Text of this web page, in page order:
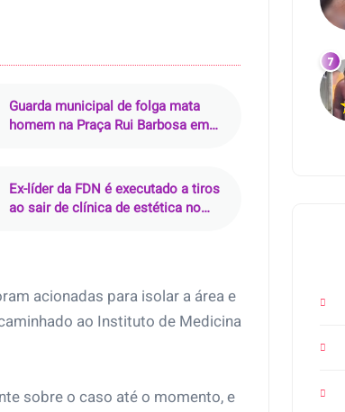
Guarda municipal de folga mata
homem na Praça Rui Barbosa em
Ex-líder da FDN é executado a tiros
ao sair de clínica de estética no
acionadas para isolar a área e
ao Instituto de Medicina
sobre o caso até o momento, e